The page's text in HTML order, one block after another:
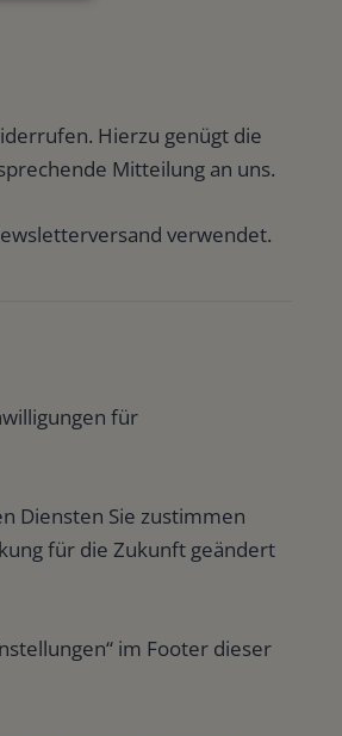
Hierzu genügt die
Mitteilung an uns.
verwendet.
für
Diensten Sie zustimmen
für die Zukunft geändert
im Footer dieser